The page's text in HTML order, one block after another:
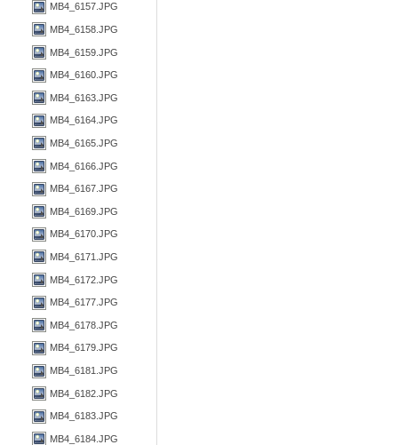
MB4_6157.JPG
MB4_6158.JPG
MB4_6159.JPG
MB4_6160.JPG
MB4_6163.JPG
MB4_6164.JPG
MB4_6165.JPG
MB4_6166.JPG
MB4_6167.JPG
MB4_6169.JPG
MB4_6170.JPG
MB4_6171.JPG
MB4_6172.JPG
MB4_6177.JPG
MB4_6178.JPG
MB4_6179.JPG
MB4_6181.JPG
MB4_6182.JPG
MB4_6183.JPG
MB4_6184.JPG